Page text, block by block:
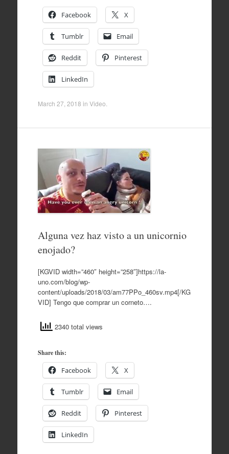
Facebook X
Tumblr Email
Reddit Pinterest
LinkedIn
March 27, 2018 in Video
Alguna vez haz visto a un unicornio
enojado?
[KGVID width=”460″ height=”258″]https://la-
uno.com/blog/wp-
content/uploads/2018/03/am77PPo_460sv.mp4[/KG
VID] Tengo que comprar un corneto….
2340 total views
Share this:
Facebook X
Tumblr Email
Reddit Pinterest
LinkedIn